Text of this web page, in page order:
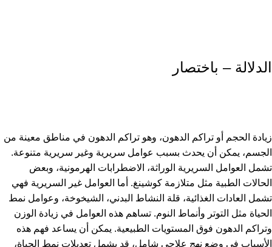
الدلالة – باختصار
زيادة الحجم أو تراكم الدهون، وهو تراكم الدهون في مناطق معينة من
الجسم، يمكن أن يحدث بسبب عوامل سريرية وغير سريرية متنوعة.
تشمل العوامل السريرية الوراثة، الاضطرابات الهرمونية، وبعض
الحالات الطبية مثل متلازمة كوشينغ. أما العوامل غير السريرية فهي
تشمل العادات الغذائية، قلة النشاط البدني، الشيخوخة، وعوامل نمط
الحياة مثل التوتر وأنماط النوم. تساهم هذه العوامل في زيادة الوزن
وتراكم الدهون فوق المستويات الطبيعية. يمكن أن يساعد فهم هذه
الأسباب في وضع نهج علاجي شامل، قد يشمل تعديلات نمط الحياة،